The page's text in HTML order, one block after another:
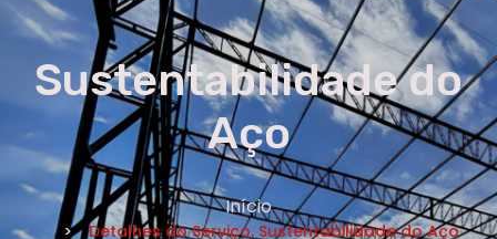
×
ORÇAMENTO
NOME *
E-MAIL *
TELEFONE *